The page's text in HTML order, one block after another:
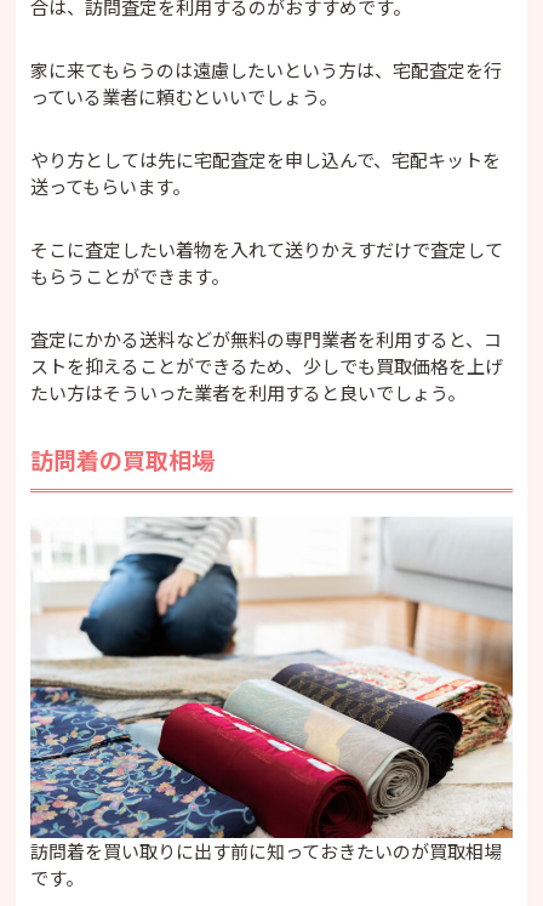
合は、訪問査定を利用するのがおすすめです。
家に来てもらうのは遠慮したいという方は、宅配査定を行
っている業者に頼むといいでしょう。
やり方としては先に宅配査定を申し込んで、宅配キットを
送ってもらいます。
そこに査定したい着物を入れて送りかえすだけで査定して
もらうことができます。
査定にかかる送料などが無料の専門業者を利用すると、コ
ストを抑えることができるため、少しでも買取価格を上げ
たい方はそういった業者を利用すると良いでしょう。
訪問着の買取相場
訪問着を買い取りに出す前に知っておきたいのが買取相場
です。